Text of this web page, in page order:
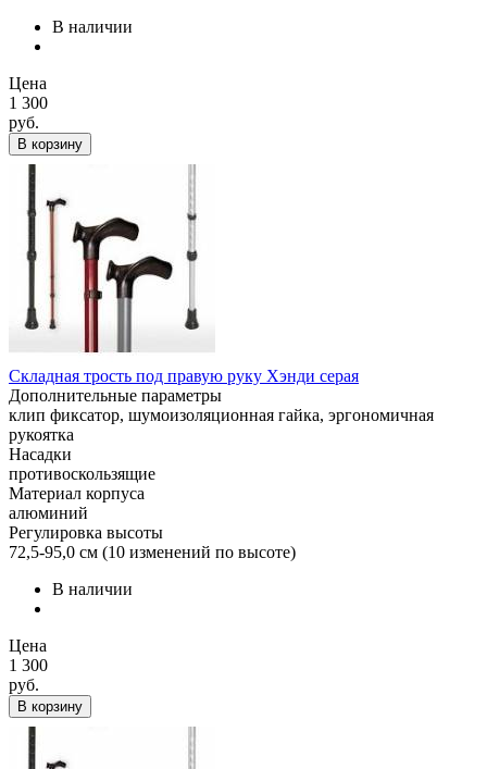
В наличии
Цена
1 300
руб.
В корзину
Складная трость под правую руку Хэнди серая
Дополнительные параметры
клип фиксатор, шумоизоляционная гайка, эргономичная
рукоятка
Насадки
противоскользящие
Материал корпуса
алюминий
Регулировка высоты
72,5-95,0 см (10 изменений по высоте)
В наличии
Цена
1 300
руб.
В корзину